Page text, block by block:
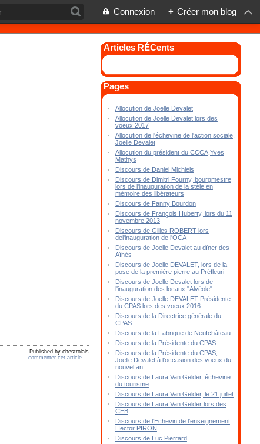
Connexion + Créer mon blog
Published by chestrolais
commenter cet article
Articles RÉCents
Pages
Allocution de Joelle Devalet
Allocution de Joelle Devalet lors des
voeux 2017
Allocution de l'échevine de l'action sociale,
Joelle Devalet
Allocution du président du CCCA,Yves
Mathys
Discours de Daniel Michiels
Discours de Dimitri Fourny, bourgmestre
lors de l'inauguration de la stèle en
mémoire des libérateurs
Discours de Fanny Bourdon
Discours de François Huberty, lors du 11
novembre 2013
Discours de Gilles ROBERT lors
del'inauguration de l'OCA
Discours de Joelle Devalet au dîner des
Aînés
Discours de Joelle DEVALET, lors de la
pose de la première pierre au Préfleuri
Discours de Joelle Devalet lors de
l'inauguration des locaux "Alvéole"
Discours de Joelle DEVALET Présidente
du CPAS lors des voeux 2016.
Discours de la Directrice générale du
CPAS
Discours de la Fabrique de Neufchâteau
Discours de la Présidente du CPAS
Discours de la Présidente du CPAS,
Joelle Devalet à l'occasion des voeux du
nouvel an.
Discours de Laura Van Gelder, échevine
du tourisme
Discours de Laura Van Gelder, le 21 juillet
Discours de Laura Van Gelder lors des
CEB
Discours de l'Echevin de l'enseignement
Hector PIRON
Discours de Luc Pierrard